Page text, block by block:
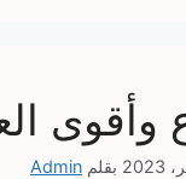
وأقوى
بقلم Admin